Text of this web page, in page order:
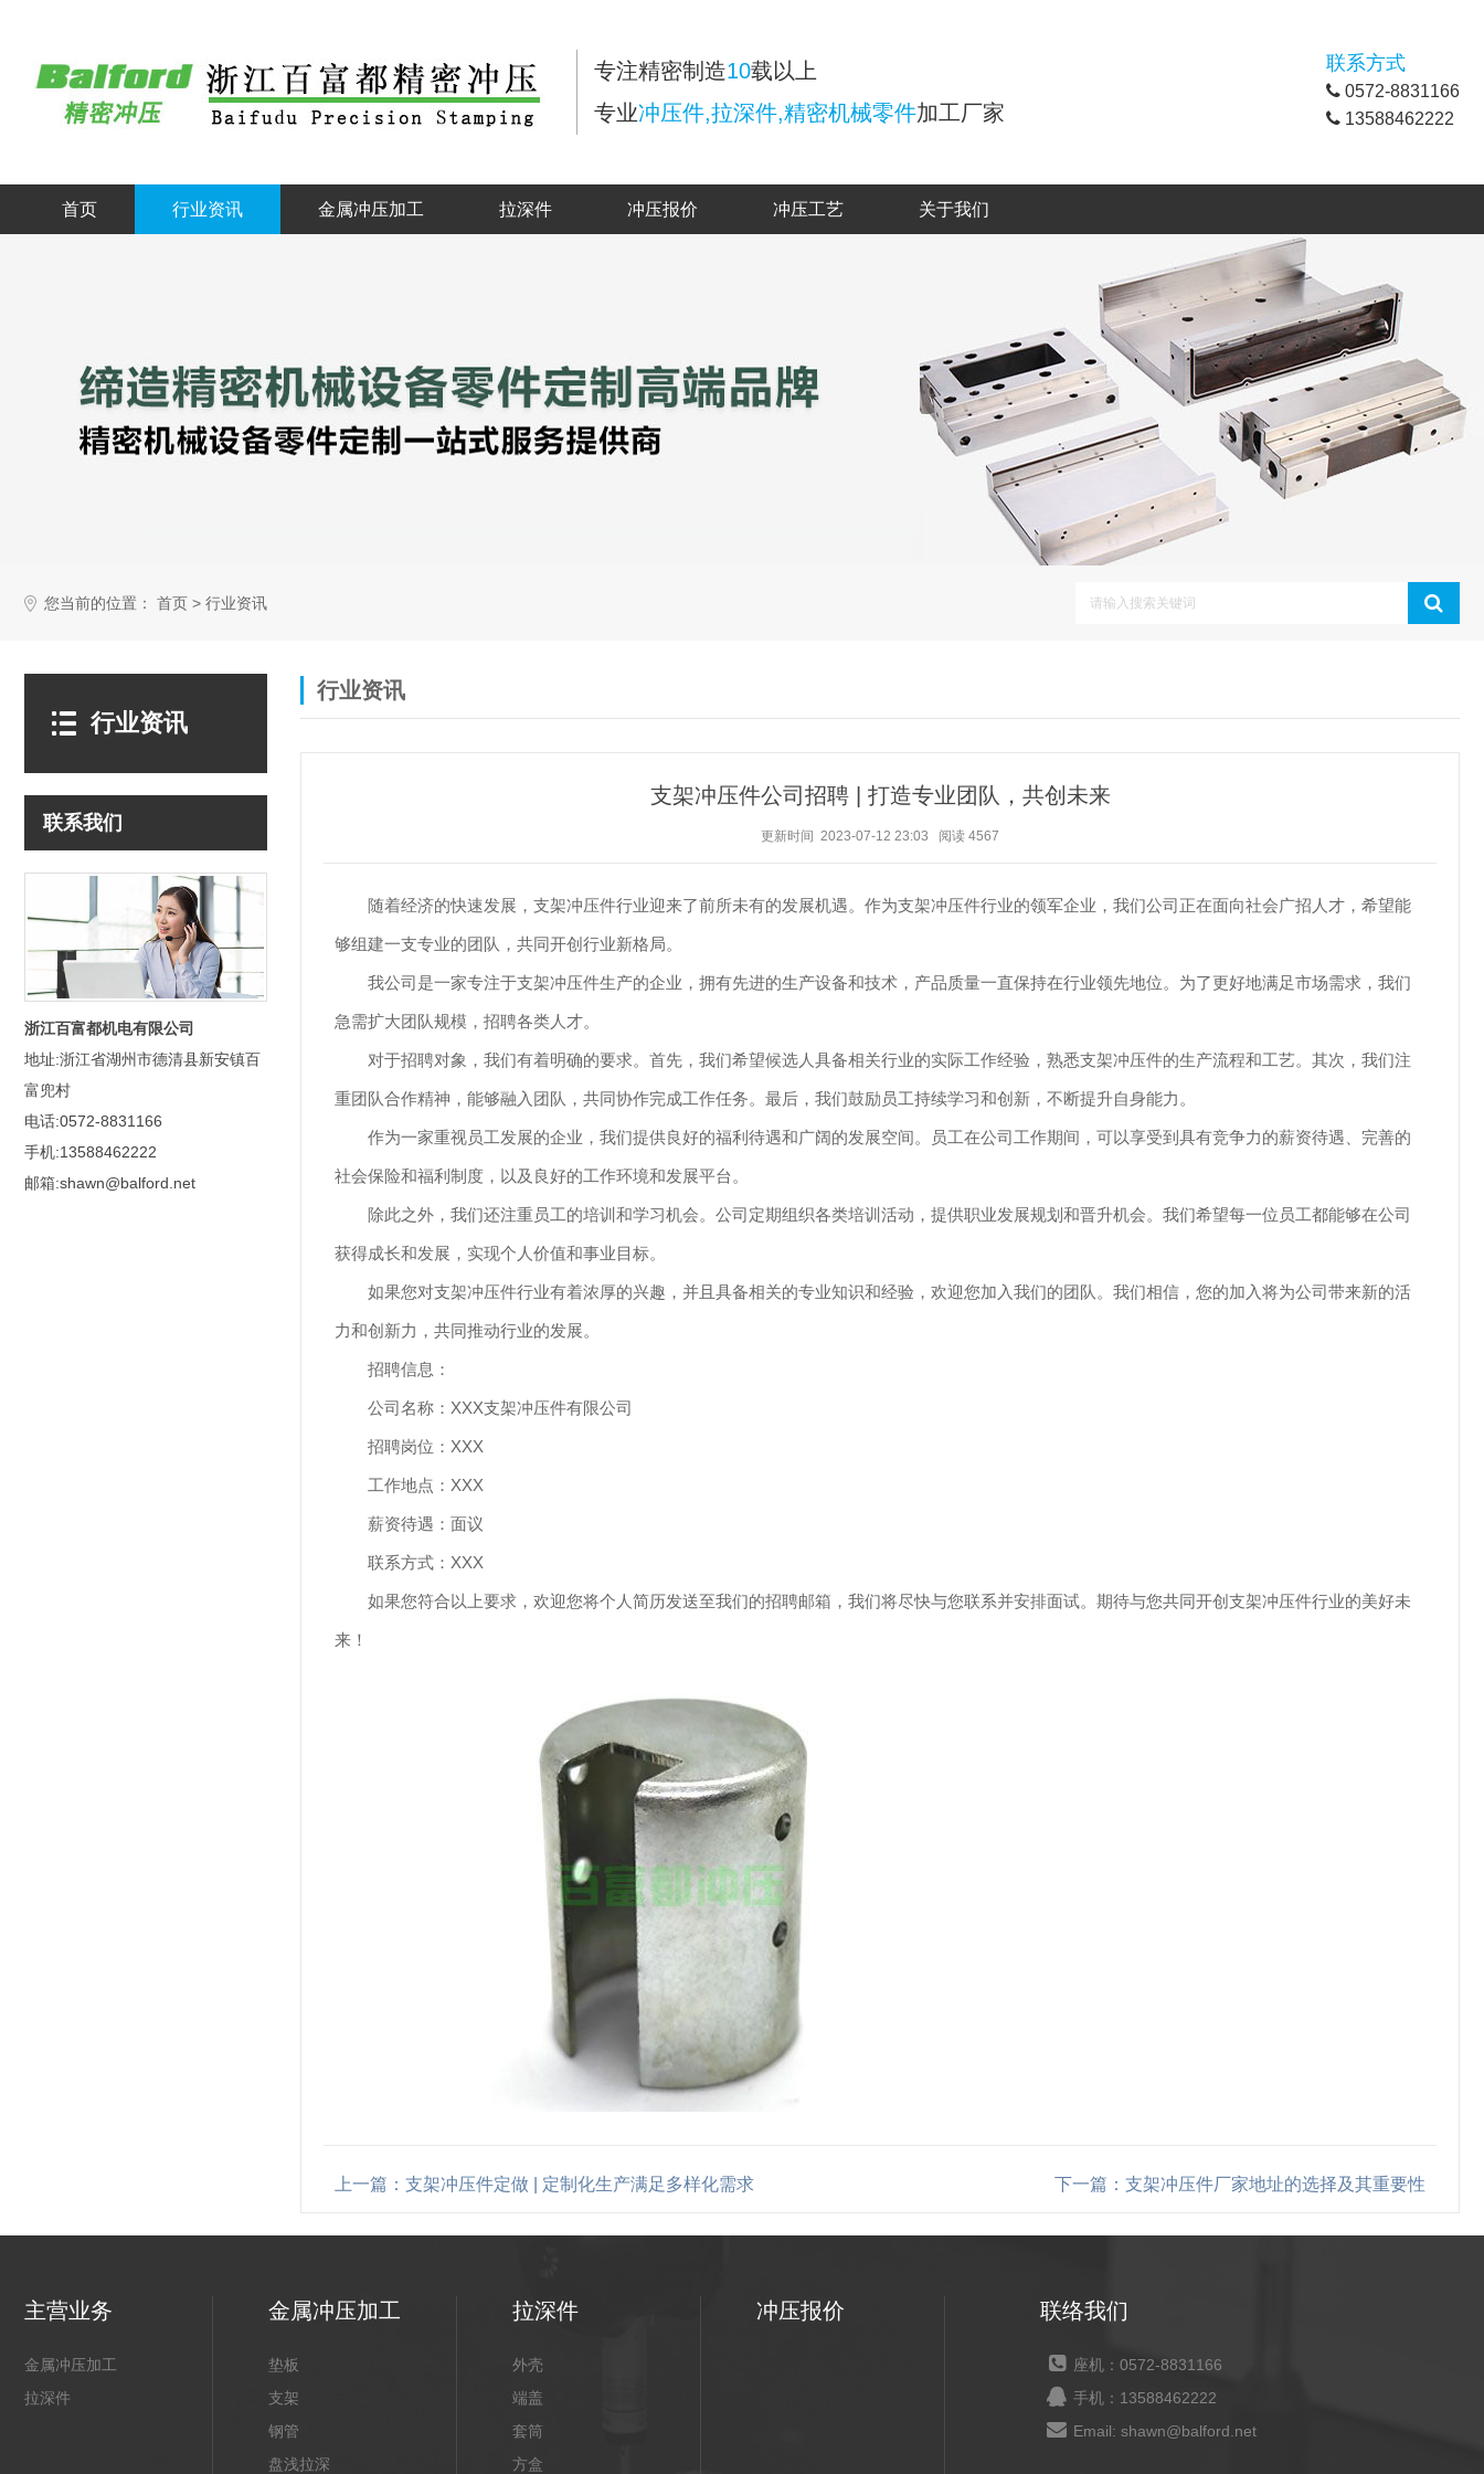
专注精密制造10载以上
专业冲压件,拉深件,精密机械零件加工厂家
联系方式
0572-8831166
13588462222
首页 行业资讯 金属冲压加工 拉深件 冲压报价 冲压工艺 关于我们
您当前的位置： 首页 > 行业资讯
行业资讯
联系我们
浙江百富都机电有限公司
地址:浙江省湖州市德清县新安镇百
富兜村
电话:0572-8831166
手机:13588462222
邮箱:shawn@balford.net
行业资讯
支架冲压件公司招聘 | 打造专业团队，共创未来
更新时间 2023-07-12 23:03 阅读 4567
随着经济的快速发展，支架冲压件行业迎来了前所未有的发展机遇。作为支架冲压件行业的领军企业，我们公司正在面向社会广招人才，希望能
够组建一支专业的团队，共同开创行业新格局。
我公司是一家专注于支架冲压件生产的企业，拥有先进的生产设备和技术，产品质量一直保持在行业领先地位。为了更好地满足市场需求，我们
急需扩大团队规模，招聘各类人才。
对于招聘对象，我们有着明确的要求。首先，我们希望候选人具备相关行业的实际工作经验，熟悉支架冲压件的生产流程和工艺。其次，我们注
重团队合作精神，能够融入团队，共同协作完成工作任务。最后，我们鼓励员工持续学习和创新，不断提升自身能力。
作为一家重视员工发展的企业，我们提供良好的福利待遇和广阔的发展空间。员工在公司工作期间，可以享受到具有竞争力的薪资待遇、完善的
社会保险和福利制度，以及良好的工作环境和发展平台。
除此之外，我们还注重员工的培训和学习机会。公司定期组织各类培训活动，提供职业发展规划和晋升机会。我们希望每一位员工都能够在公司
获得成长和发展，实现个人价值和事业目标。
如果您对支架冲压件行业有着浓厚的兴趣，并且具备相关的专业知识和经验，欢迎您加入我们的团队。我们相信，您的加入将为公司带来新的活
力和创新力，共同推动行业的发展。
招聘信息：
公司名称：XXX支架冲压件有限公司
招聘岗位：XXX
工作地点：XXX
薪资待遇：面议
联系方式：XXX
如果您符合以上要求，欢迎您将个人简历发送至我们的招聘邮箱，我们将尽快与您联系并安排面试。期待与您共同开创支架冲压件行业的美好未
来！
上一篇：支架冲压件定做 | 定制化生产满足多样化需求 下一篇：支架冲压件厂家地址的选择及其重要性
主营业务
金属冲压加工
拉深件
金属冲压加工
垫板
支架
钢管
盘浅拉深
拉深件
外壳
端盖
套筒
方盒
冲压报价 联络我们
座机：0572-8831166
手机：13588462222
Email: shawn@balford.net